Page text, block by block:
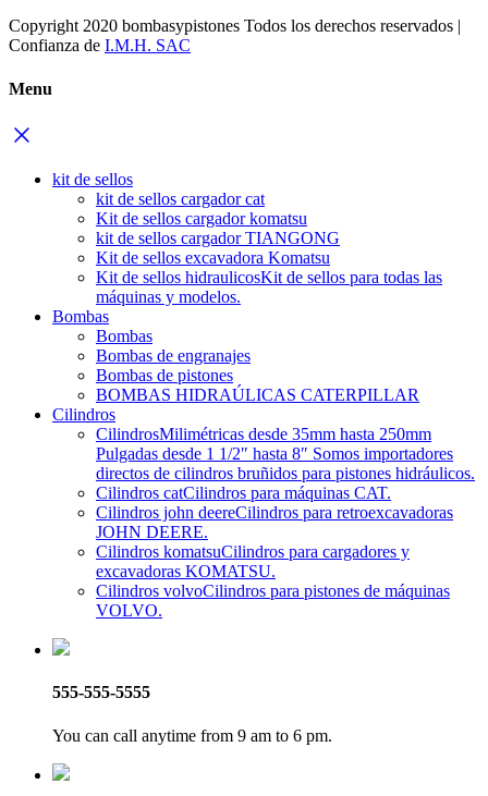
Copyright 2020 bombasypistones Todos los derechos reservados |
Confianza de I.M.H. SAC
Menu
kit de sellos
kit de sellos cargador cat
Kit de sellos cargador komatsu
kit de sellos cargador TIANGONG
Kit de sellos excavadora Komatsu
Kit de sellos hidraulicosKit de sellos para todas las
máquinas y modelos.
Bombas
Bombas
Bombas de engranajes
Bombas de pistones
BOMBAS HIDRAÚLICAS CATERPILLAR
Cilindros
CilindrosMilimétricas desde 35mm hasta 250mm
Pulgadas desde 1 1/2″ hasta 8″ Somos importadores
directos de cilindros bruñidos para pistones hidráulicos.
Cilindros catCilindros para máquinas CAT.
Cilindros john deereCilindros para retroexcavadoras
JOHN DEERE.
Cilindros komatsuCilindros para cargadores y
excavadoras KOMATSU.
Cilindros volvoCilindros para pistones de máquinas
VOLVO.
555-555-5555
You can call anytime from 9 am to 6 pm.